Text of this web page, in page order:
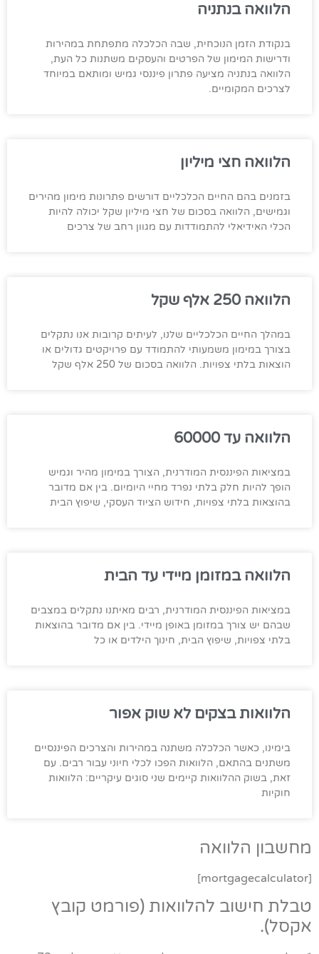
הלוואה בנתניה
בנקודת הזמן הנוכחית, שבה הכלכלה מתפתחת במהירות
ודרישות המימון של הפרטים והעסקים משתנות כל העת,
הלוואה בנתניה מציעה פתרון פיננסי גמיש ומותאם במיוחד
לצרכים המקומיים.
הלוואה חצי מיליון
בזמנים בהם החיים הכלכליים דורשים פתרונות מימון מהירים
וגמישים, הלוואה בסכום של חצי מיליון שקל יכולה להיות
הכלי האידיאלי להתמודדות עם מגוון רחב של צרכים
הלוואה 250 אלף שקל
במהלך החיים הכלכליים שלנו, לעיתים קרובות אנו נתקלים
בצורך במימון משמעותי להתמודד עם פרויקטים גדולים או
הוצאות בלתי צפויות. הלוואה בסכום של 250 אלף שקל
הלוואה עד 60000
במציאות הפיננסית המודרנית, הצורך במימון מהיר וגמיש
הופך להיות חלק בלתי נפרד מחיי היומיום. בין אם מדובר
בהוצאות בלתי צפויות, חידוש הציוד העסקי, שיפוץ הבית
הלוואה במזומן מיידי עד הבית
במציאות הפיננסית המודרנית, רבים מאיתנו נתקלים במצבים
שבהם יש צורך במזומן באופן מיידי. בין אם מדובר בהוצאות
בלתי צפויות, שיפוץ הבית, חינוך הילדים או כל
הלוואות בצקים לא שוק אפור
בימינו, כאשר הכלכלה משתנה במהירות והצרכים הפיננסיים
משתנים בהתאם, הלוואות הפכו לכלי חיוני עבור רבים. עם
זאת, בשוק ההלוואות קיימים שני סוגים עיקריים: הלוואות
חוקיות
מחשבון הלוואה
[mortgagecalculator]
טבלת חישוב להלוואות (פורמט קובץ
אקסל).